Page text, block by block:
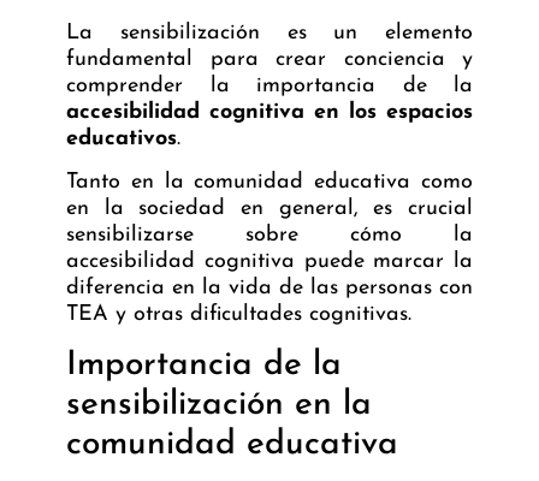
La sensibilización es un elemento
fundamental para crear conciencia y
comprender la importancia de la
accesibilidad cognitiva en los espacios
educativos.
Tanto en la comunidad educativa como
en la sociedad en general, es crucial
sensibilizarse sobre cómo la
accesibilidad cognitiva puede marcar la
diferencia en la vida de las personas con
TEA y otras dificultades cognitivas.
Importancia de la
sensibilización en la
comunidad educativa